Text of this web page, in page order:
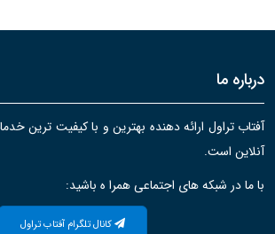
درباره ما
آفتاب تراول ارائه دهنده بهترین و با کیفیت ترین
آنلاین است.
با ما در شبکه های اجتماعی همرا ه باشید:
کانال تلگرام آفتاب تراول